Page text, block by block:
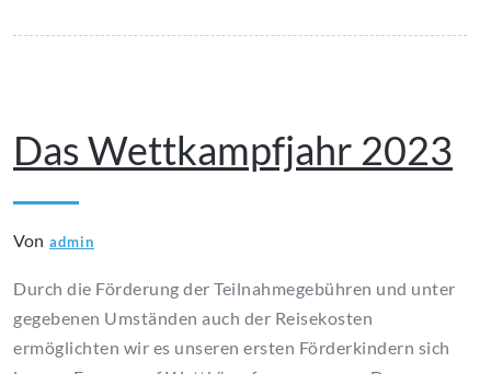
Das Wettkampfjahr 2023
Von admin
Durch die Förderung der Teilnahmegebühren und unter
gegebenen Umständen auch der Reisekosten
ermöglichten wir es unseren ersten Förderkindern sich